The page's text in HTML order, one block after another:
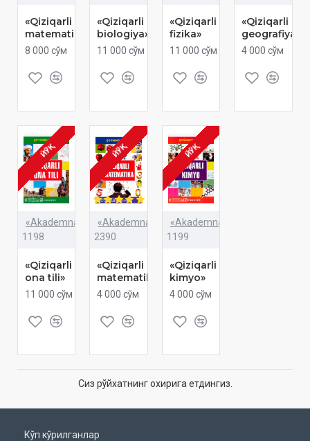
«Qiziqarli
matematika»
8 000 сўм
«Qiziqarli
biologiya»
11 000 сўм
«Qiziqarli
fizika»
11 000 сўм
«Qiziqarli
geografiya»
4 000 сўм
ЙЎҚ
«Akademnashr»
1198
«Qiziqarli
ona tili»
11 000 сўм
ЙЎҚ
«Akademnashr»
2390
«Qiziqarli
matematika»
4 000 сўм
ЙЎҚ
«Akademnashr»
1199
«Qiziqarli
kimyo»
4 000 сўм
Сиз рўйхатнинг охирига етдингиз.
Кўп кўрилганлар